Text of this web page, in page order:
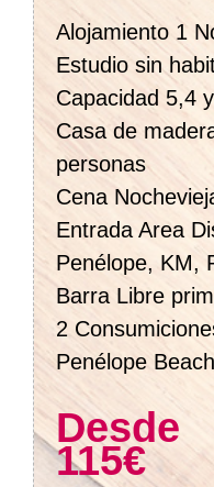
Alojamiento 1
Estudio sin
Capacidad 5,4
Casa de
personas
Cena
Entrada Area
Penélope, KM,
Barra Libre
2
Penélope Beach
Desde
115€